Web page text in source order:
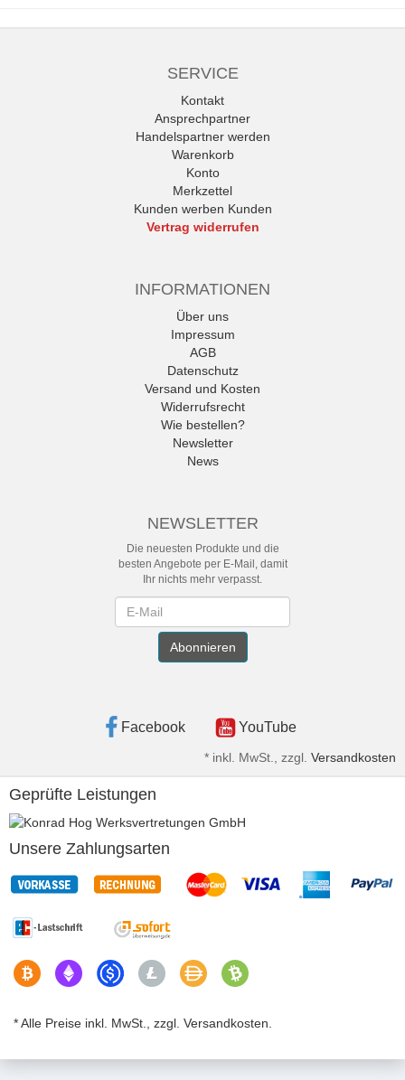
SERVICE
Kontakt
Ansprechpartner
Handelspartner werden
Warenkorb
Konto
Merkzettel
Kunden werben Kunden
Vertrag widerrufen
INFORMATIONEN
Über uns
Impressum
AGB
Datenschutz
Versand und Kosten
Widerrufsrecht
Wie bestellen?
Newsletter
News
NEWSLETTER
Die neuesten Produkte und die
besten Angebote per E-Mail, damit
Ihr nichts mehr verpasst.
Abonnieren
Facebook YouTube
* inkl. MwSt., zzgl. Versandkosten
Geprüfte Leistungen
Unsere Zahlungsarten
* Alle Preise inkl. MwSt., zzgl. Versandkosten.